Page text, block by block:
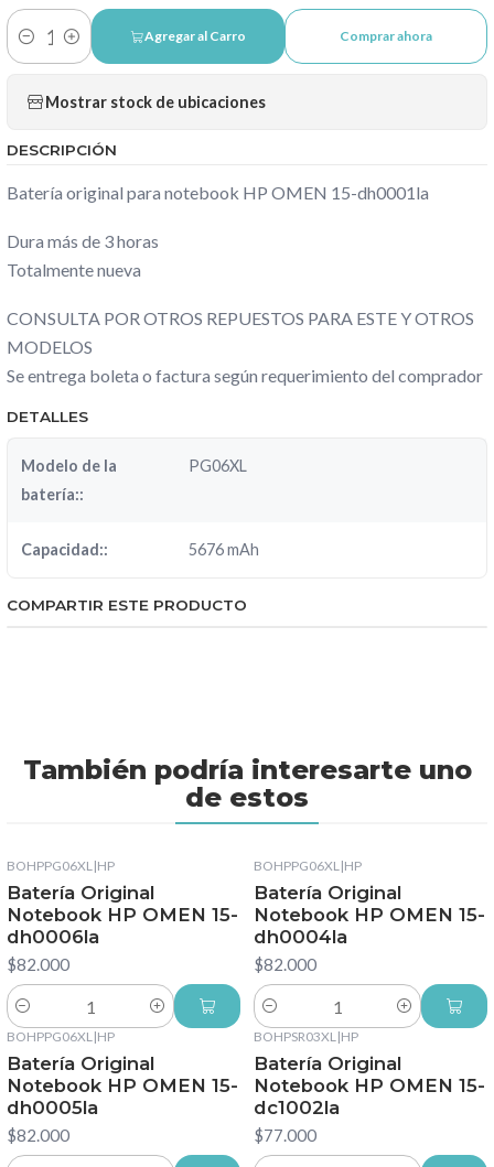
Cantidad
Agregar al Carro Comprar ahora
Mostrar stock de ubicaciones
DESCRIPCIÓN
Batería original para notebook HP OMEN 15-dh0001la
Dura más de 3 horas
Totalmente nueva
CONSULTA POR OTROS REPUESTOS PARA ESTE Y OTROS
MODELOS
Se entrega boleta o factura según requerimiento del comprador
DETALLES
Modelo de la
batería::
PG06XL
Capacidad:: 5676 mAh
COMPARTIR ESTE PRODUCTO
También podría interesarte uno
de estos
BOHPPG06XL|HP
Batería Original
Notebook HP OMEN 15-
dh0006la
$82.000
Cantidad
BOHPPG06XL|HP
Batería Original
Notebook HP OMEN 15-
dh0004la
$82.000
Cantidad
BOHPPG06XL|HP
Batería Original
Notebook HP OMEN 15-
dh0005la
$82.000
BOHPSR03XL|HP
Batería Original
Notebook HP OMEN 15-
dc1002la
$77.000